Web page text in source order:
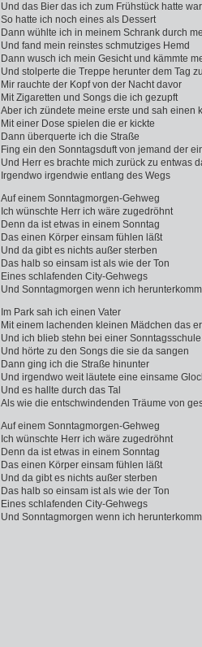
Und das Bier das ich zum Frühstück hatte
So hatte ich noch eines als Dessert
Dann wühlte ich in meinem Schrank durch
Und fand mein reinstes schmutziges Hemd
Dann wusch ich mein Gesicht und kämmte
Und stolperte die Treppe herunter dem Tag
Mir rauchte der Kopf von der Nacht davor
Mit Zigaretten und Songs die ich gezupft
Aber ich zündete meine erste und sah einen
Mit einer Dose spielen die er kickte
Dann überquerte ich die Straße
Fing ein den Sonntagsduft von jemand der
Und Herr es brachte mich zurück zu entwas
Irgendwo irgendwie entlang des Wegs
Auf einem Sonntagmorgen-Gehweg
Ich wünschte Herr ich wäre zugedröhnt
Denn da ist etwas in einem Sonntag
Das einen Körper einsam fühlen läßt
Und da gibt es nichts außer sterben
Das halb so einsam ist als wie der Ton
Eines schlafenden City-Gehwegs
Und Sonntagmorgen wenn ich
Im Park sah ich einen Vater
Mit einem lachenden kleinen Mädchen das
Und ich blieb stehn bei einer Sonntagsschule
Und hörte zu den Songs die sie da sangen
Dann ging ich die Straße hinunter
Und irgendwo weit läutete eine einsame
Und es hallte durch das Tal
Als wie die entschwindenden Träume von
Auf einem Sonntagmorgen-Gehweg
Ich wünschte Herr ich wäre zugedröhnt
Denn da ist etwas in einem Sonntag
Das einen Körper einsam fühlen läßt
Und da gibt es nichts außer sterben
Das halb so einsam ist als wie der Ton
Eines schlafenden City-Gehwegs
Und Sonntagmorgen wenn ich